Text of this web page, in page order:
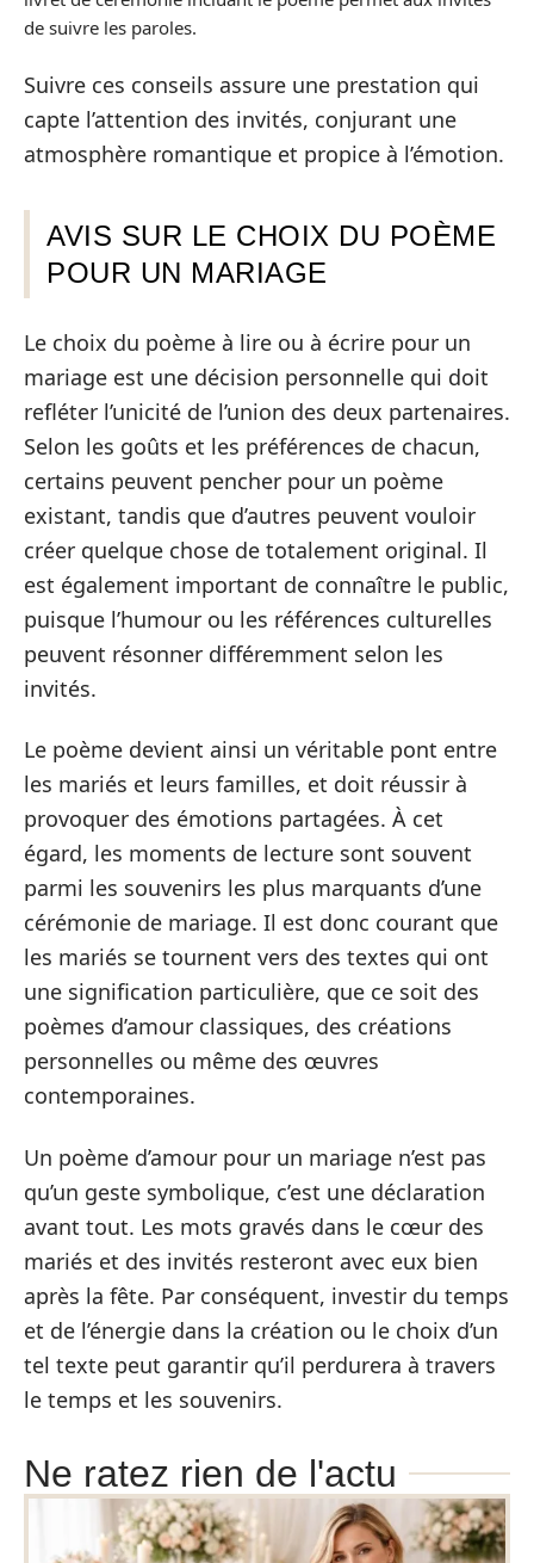
de suivre les paroles.
Suivre ces conseils assure une prestation qui
capte l’attention des invités, conjurant une
atmosphère romantique et propice à l’émotion.
AVIS SUR LE CHOIX DU POÈME
POUR UN MARIAGE
Le choix du poème à lire ou à écrire pour un
mariage est une décision personnelle qui doit
refléter l’unicité de l’union des deux partenaires.
Selon les goûts et les préférences de chacun,
certains peuvent pencher pour un poème
existant, tandis que d’autres peuvent vouloir
créer quelque chose de totalement original. Il
est également important de connaître le public,
puisque l’humour ou les références culturelles
peuvent résonner différemment selon les
invités.
Le poème devient ainsi un véritable pont entre
les mariés et leurs familles, et doit réussir à
provoquer des émotions partagées. À cet
égard, les moments de lecture sont souvent
parmi les souvenirs les plus marquants d’une
cérémonie de mariage. Il est donc courant que
les mariés se tournent vers des textes qui ont
une signification particulière, que ce soit des
poèmes d’amour classiques, des créations
personnelles ou même des œuvres
contemporaines.
Un poème d’amour pour un mariage n’est pas
qu’un geste symbolique, c’est une déclaration
avant tout. Les mots gravés dans le cœur des
mariés et des invités resteront avec eux bien
après la fête. Par conséquent, investir du temps
et de l’énergie dans la création ou le choix d’un
tel texte peut garantir qu’il perdurera à travers
le temps et les souvenirs.
Ne ratez rien de l'actu